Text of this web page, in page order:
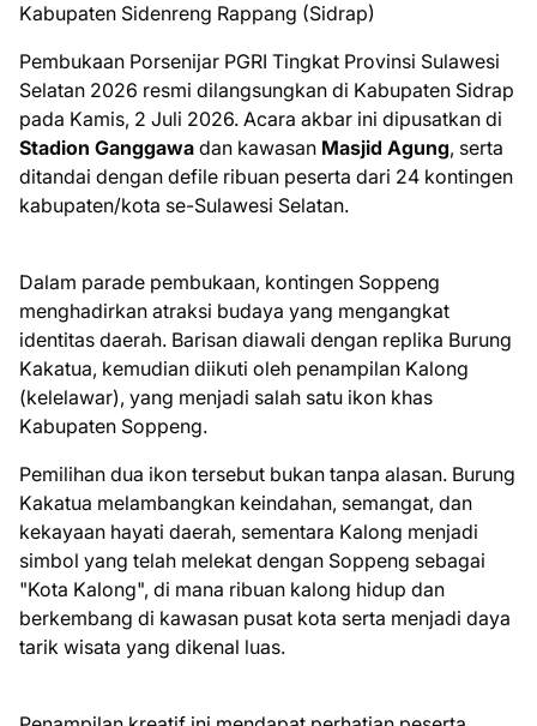
Kabupaten Sidenreng Rappang (Sidrap)
Pembukaan Porsenijar PGRI Tingkat Provinsi Sulawesi
Selatan 2026 resmi dilangsungkan di Kabupaten Sidrap
pada Kamis, 2 Juli 2026. Acara akbar ini dipusatkan di
Stadion Ganggawa dan kawasan Masjid Agung, serta
ditandai dengan defile ribuan peserta dari 24 kontingen
kabupaten/kota se-Sulawesi Selatan.
Dalam parade pembukaan, kontingen Soppeng
menghadirkan atraksi budaya yang mengangkat
identitas daerah. Barisan diawali dengan replika Burung
Kakatua, kemudian diikuti oleh penampilan Kalong
(kelelawar), yang menjadi salah satu ikon khas
Kabupaten Soppeng.
Pemilihan dua ikon tersebut bukan tanpa alasan. Burung
Kakatua melambangkan keindahan, semangat, dan
kekayaan hayati daerah, sementara Kalong menjadi
simbol yang telah melekat dengan Soppeng sebagai
"Kota Kalong", di mana ribuan kalong hidup dan
berkembang di kawasan pusat kota serta menjadi daya
tarik wisata yang dikenal luas.